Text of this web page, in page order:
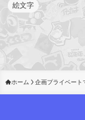
絵文字
ホーム 企画プライベート